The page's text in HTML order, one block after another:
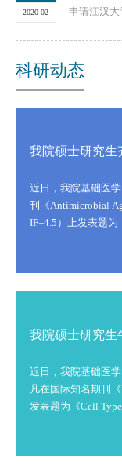
2020-02
申请江汉大
科研动态
近日，我院基础医
刊《Antimicrobial
IF=4.5）上发表题为
近日，我院基础医
凡在国际知名期刊
发表题为《Cell